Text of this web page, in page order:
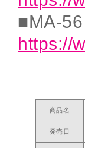
■MA-
https://
商品名
発売日